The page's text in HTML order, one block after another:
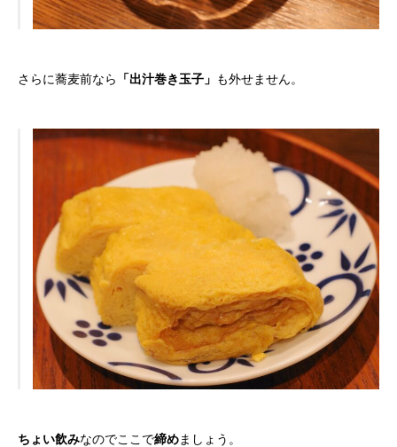
さらに蕎麦前なら 「出汁巻き玉子」 も外せません。
ちょい飲みなのでここで締めましょう。